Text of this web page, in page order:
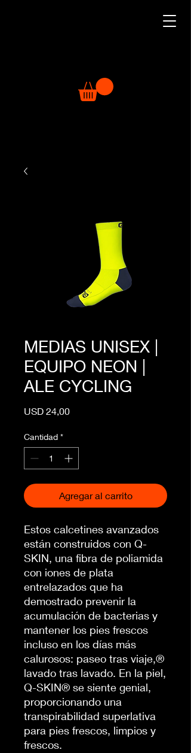
MEDIAS UNISEX |
EQUIPO NEON |
ALE CYCLING
USD 24,00Precio
Cantidad *
Agregar al carrito
Estos calcetines avanzados
están construidos con Q-
SKIN, una fibra de poliamida
con iones de plata
entrelazados que ha
demostrado prevenir la
acumulación de bacterias y
mantener los pies frescos
incluso en los días más
calurosos: paseo tras viaje,®
lavado tras lavado. En la piel,
Q-SKIN® se siente genial,
proporcionando una
transpirabilidad superlativa
para pies frescos, limpios y
frescos.